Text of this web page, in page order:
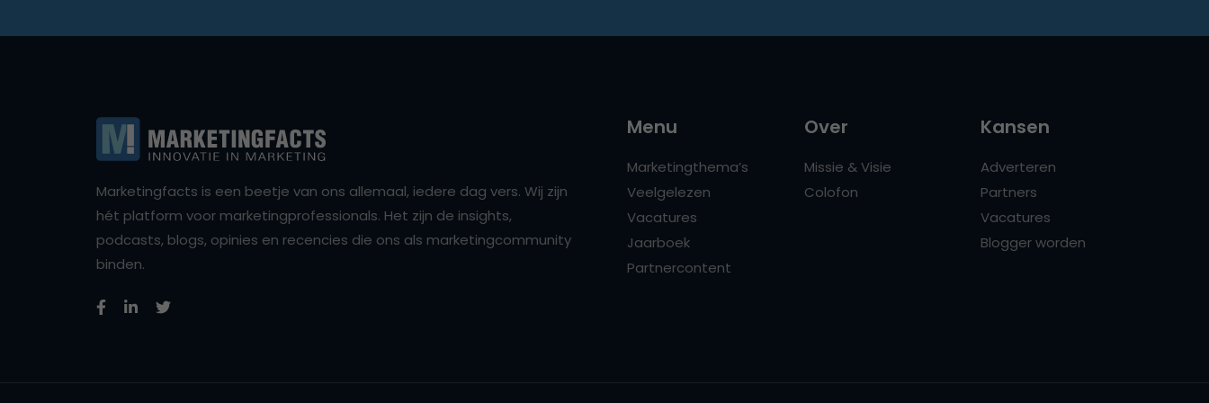
Marketingfacts is een beetje van ons allemaal, iedere dag vers. Wij zijn
hét platform voor marketingprofessionals. Het zijn de insights,
podcasts, blogs, opinies en recencies die ons als marketingcommunity
binden.
Menu
Marketingthema’s
Veelgelezen
Vacatures
Jaarboek
Partnercontent
Over
Missie & Visie
Colofon
Kansen
Adverteren
Partners
Vacatures
Blogger worden